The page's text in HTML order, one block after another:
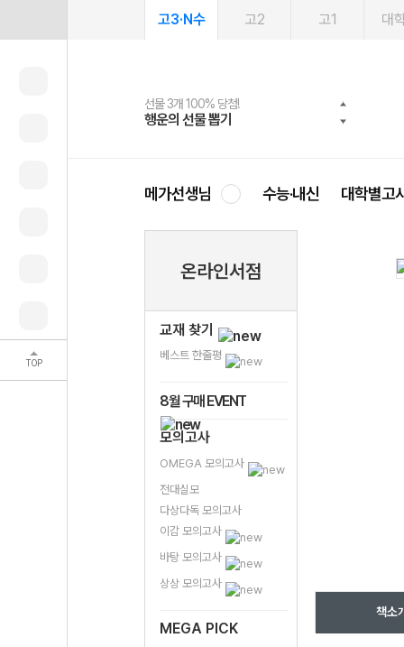
TOP
고3·N수 고2 고1 대
선물 3개 100% 당첨!
행운의 선물 뽑기
선물 100% 증정!
메가스터디 X 올리브
여름방학 스터디 캐시백
메가런 썸머스쿨
2027 러셀 단과
강사 공개선발
스마트러닝앱
설문 EVENT
메가패스
3일 무료 체험권
메가패스 수강생 무료혜택!
메가클럽 멤버십
사회공헌 캠페인
희망이룸 메가나눔
메가선생님 수능·내신 대학별고
온라인서점
교재 찾기
베스트 한줄평
8월 구매 EVENT
모의고사
OMEGA 모의고사
전대실모
다상다독 모의고사
이감 모의고사
바탕 모의고사
상상 모의고사
MEGA PICK
책소